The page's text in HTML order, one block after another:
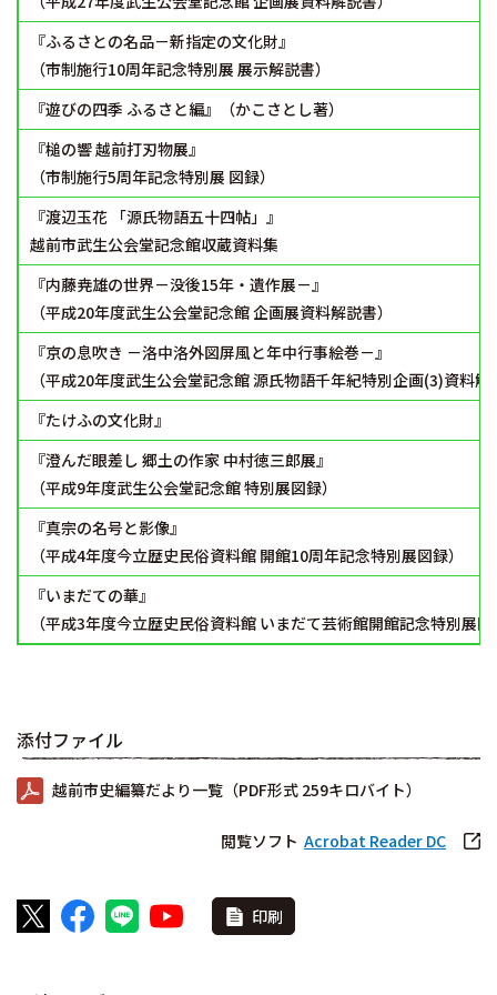
『ふるさとの名品－新指定の文化財』
（市制施行10周年記念特別展 展示解説書）
『遊びの四季 ふるさと編』（かこさとし著）
『槌の響 越前打刃物展』
（市制施行5周年記念特別展 図録）
『渡辺玉花 「源氏物語五十四帖」』
越前市武生公会堂記念館収蔵資料集
『内藤尭雄の世界－没後15年・遺作展－』
（平成20年度武生公会堂記念館 企画展資料解説書）
『京の息吹き －洛中洛外図屏風と年中行事絵巻－』
（平成20年度武生公会堂記念館 源氏物語千年紀特別企画(3)資料解
『たけふの文化財』
『澄んだ眼差し 郷土の作家 中村徳三郎展』
（平成9年度武生公会堂記念館 特別展図録）
『真宗の名号と影像』
（平成4年度今立歴史民俗資料館 開館10周年記念特別展図録）
『いまだての華』
（平成3年度今立歴史民俗資料館 いまだて芸術館開館記念特別展
添付ファイル
越前市史編纂だより一覧（PDF形式 259キロバイト）
閲覧ソフト Acrobat Reader DC
印刷